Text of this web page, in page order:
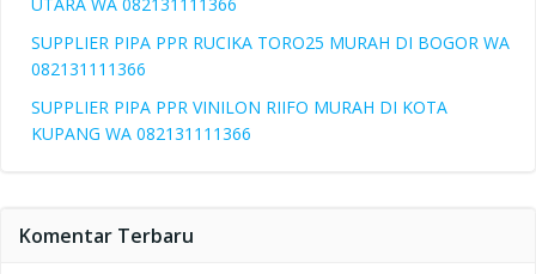
SUPPLIER PIPA PPR RUCIKA TORO25 MURAH DI BOGOR WA
082131111366
SUPPLIER PIPA PPR VINILON RIIFO MURAH DI KOTA
KUPANG WA 082131111366
Komentar Terbaru